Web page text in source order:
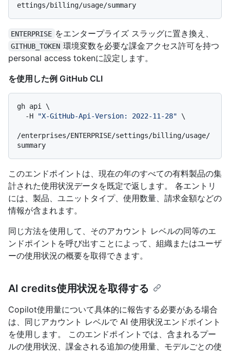
ENTERPRISE をエンタープライズ スラッグに置き換え、
GITHUB_TOKEN 環境変数を必要な課金アクセス許可を持つ
personal access tokenに設定します。
を使用した例 GitHub CLI
gh api \
  -H
"X-GitHub-Api-Version: 2022-11-28" \
/enterprises/ENTERPRISE/settings/billing/usage/
このエンドポイントは、現在の年のすべての有料製品の集
計された使用状況データを既定で返します。 各エントリ
には、製品、ユニットタイプ、使用数量、請求金額などの
情報が含まれます。
同じ方法を使用して、そのアカウント レベルの同等のエ
ンドポイントを呼び出すことによって、組織またはユーザ
ーの使用状況の概要を取得できます。
AI credits使用状況を取得する
Copilot使用量について具体的に報告する必要がある場合
は、同じアカウント レベルで AI 使用状況エンドポイント
を使用します。 このエンドポイントでは、含まれるプー
ルの使用状況、課金される追加の使用量、モデルごとの使